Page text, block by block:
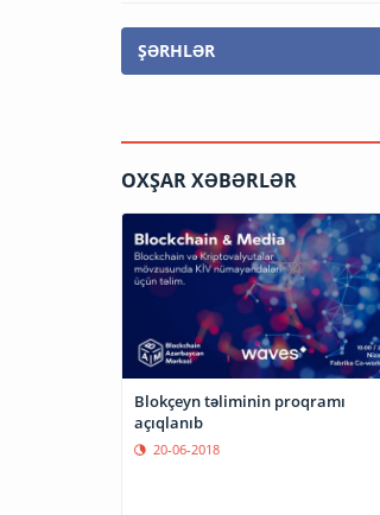
ŞƏRHLƏR
OXŞAR XƏBƏRLƏR
Blokçeyn təliminin proqramı
açıqlanıb
20-06-2018